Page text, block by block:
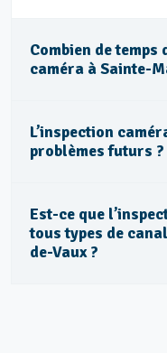
Combien de
caméra à Sainte-
L’inspection
problèmes futurs ?
Est-ce que
tous types de
de-Vaux ?